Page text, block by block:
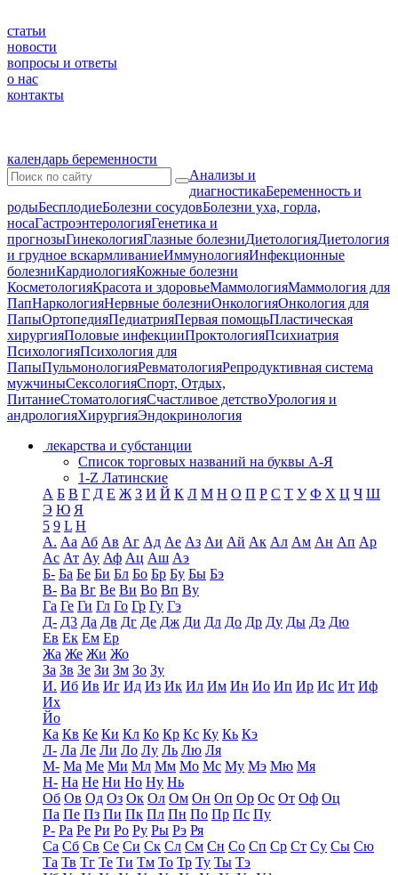
статьи
новости
вопросы и ответы
о нас
контакты
календарь беременности
Анализы и
диагностикаБеременность и
родыБесплодиеБолезни сосудовБолезни уха, горла,
носаГастроэнтерологияГенетика и
прогнозыГинекологияГлазные болезниДиетологияДиетология
и грудное вскармливаниеИммунологияИнфекционные
болезниКардиологияКожные болезни
КосметологияКрасота и здоровьеМаммологияМаммология для
ПапНаркологияНервные болезниОнкологияОнкология для
ПапыОртопедияПедиатрияПервая помощьПластическая
хирургияПоловые инфекцииПроктологияПсихиатрия
ПсихологияПсихология для
ПапыПульмонологияРевматологияРепродуктивная система
мужчиныСексологияСпорт, Отдых,
ПитаниеСтоматологияСчастливое детствоУрология и
андрологияХирургияЭндокринология
лекарства и субстанции
Список торговых названий на буквы А-Я
1-Z Латинские
А Б В Г Д Е Ж З И Й К Л М Н О П Р С Т У Ф Х Ц Ч Ш
Э Ю Я
5 9 L H
А. Аа Аб Ав Аг Ад Ае Аз Аи Ай Ак Ал Ам Ан Ап Ар
Ас Ат Ау Аф Ац Аш Аэ
Б- Ба Бе Би Бл Бо Бр Бу Бы Бэ
В- Ва Вг Ве Ви Во Вп Ву
Га Ге Ги Гл Го Гр Гу Гэ
Д- Д3 Да Дв Дг Де Дж Ди Дл До Др Ду Ды Дэ Дю
Ев Ек Ем Ер
Жа Же Жи Жо
За Зв Зе Зи Зм Зо Зу
И. Иб Ив Иг Ид Из Ик Ил Им Ин Ио Ип Ир Ис Ит Иф
Их
Йо
Ка Кв Ке Ки Кл Ко Кр Кс Ку Кь Кэ
Л- Ла Ле Ли Ло Лу Ль Лю Ля
М- Ма Ме Ми Мл Мм Мо Мс Му Мэ Мю Мя
Н- На Не Ни Но Ну Нь
Об Ов Од Оз Ок Ол Ом Он Оп Ор Ос От Оф Оц
Па Пе Пз Пи Пк Пл Пн По Пр Пс Пу
Р- Ра Ре Ри Ро Ру Ры Рэ Ря
Са Сб Св Се Си Ск Сл См Сн Со Сп Ср Ст Су Сы Сю
Та Тв Тг Те Ти Тм То Тр Ту Ты Тэ